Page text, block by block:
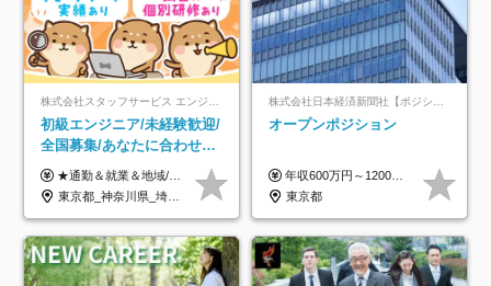
初級エンジニア/未経験歓迎/
全国募集/あなたに合わせた
オリジナル研修をご用
意/AI・IoT/残業平均8時間
★通勤＆就業＆地域/住宅＆役職手当あり ★残業代は全額支給 ★選べる給与制度あり！ ■東京・神奈川・千葉・埼玉勤務の場合 月給24.5万円～55万円＋諸手当 （残業代は全額支給） (20,000円の地域/住宅手当込み) ■愛知・京都・大阪・兵庫勤務の場合 月給24万円以上＋諸手当 （残業代は全額支給） (15,000円の地域/住宅手当込み) ■茨城・栃木・群馬・静岡・三重・滋賀・広島・福岡勤務の場合 月給23.5万円以上＋諸手当 （残業代は全額支給） (10,000円の地域/住宅手当込み) ■北海道・宮城・山梨・長野・岐阜・奈良・和歌山・岡山勤務の場合 月給23万円以上＋諸手当 （残業代は全額支給） (5,000円の地域/住宅手当込み) ■その他のエリア勤務の場合 月給22.5万円以上＋諸手当 （残業代は全額支給） ※経験や能力を考慮し、当社規定により優遇します 【昇給：年一回実施】 【選べる給与制度】 ★収入を重視する方に… 「変動型人事制度」の選択も可能（派遣先からの評価に応じて収入アップ！） ※年2回のタイミングで希望者と面談の上決定します。
東京都_神奈川県_埼玉県_千葉県_大阪府_愛知県_北海道_岩手県_宮城県_山形県_福島県_茨城県_栃木県_群馬県_山梨県_長野県_富山県_石川県_静岡県_岐阜県_三重県_兵庫県_京都府_滋賀県_奈良県_広島県_岡山県_山口県_愛媛県_福岡県_熊本県_長崎県
オープンポジション
年収600万円～1200万円 ※上記年収は、想定年収です。住居費補助、子手当などの各種手当を含む金額です。 ※経験・能力等を考慮の上、当社規定により決定します。
東京都